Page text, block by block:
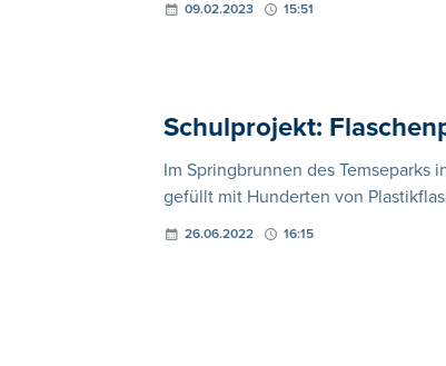
09.02.2023 15:51
Schulprojekt:
Im Springbrunnen des Temseparks
gefüllt mit Hunderten von
26.06.2022 16:15